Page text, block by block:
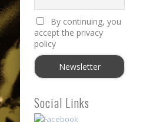
By continuing, you
accept the privacy
policy
Social Links